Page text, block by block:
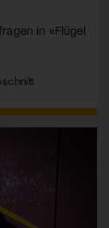
in «Flügel